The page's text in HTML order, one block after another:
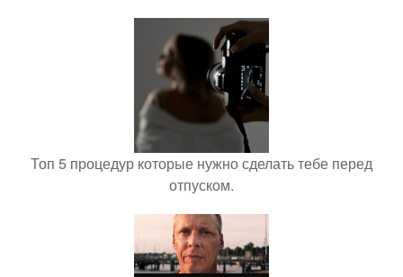
Топ 5 процедур которые нужно сделать тебе перед
отпуском.